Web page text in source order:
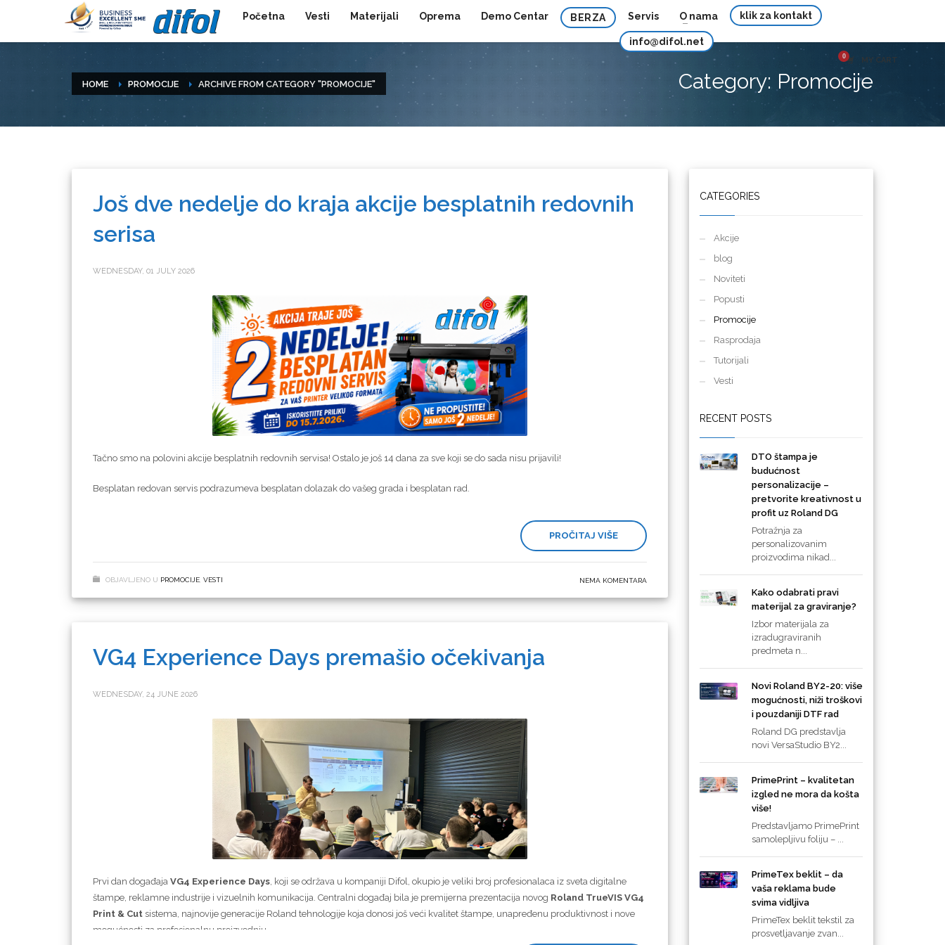
Početna Vesti Materijali Oprema Demo Centar BERZA Servis O nama klik za kontakt
info@difol.net
MY CART
HOME PROMOCIJE ARCHIVE FROM CATEGORY "PROMOCIJE" Category: Promocije
Još dve nedelje do kraja akcije besplatnih redovnih
serisa
WEDNESDAY, 01 JULY 2026
Tačno smo na polovini akcije besplatnih redovnih servisa! Ostalo je još 14 dana za sve koji se do sada nisu prijavili!
Besplatan redovan servis podrazumeva besplatan dolazak do vašeg grada i besplatan rad.
Ovo je idealna prilika da vaša oprema bude u savršenom stanju i uvek spremna da ispuni čak i najhitnije zahteve klijenata.
Ukoliko niste, konktirajte nas i zakažite vaš servis!
Prijave slati na:digital@difol.netili telefonskim pozivom na 063 390 464!
PROČITAJ VIŠE
OBJAVLJENO U PROMOCIJE VESTI NEMA KOMENTARA
VG4 Experience Days premašio očekivanja
WEDNESDAY, 24 JUNE 2026
Prvi dan događaja VG4 Experience Days, koji se održava u kompaniji Difol, okupio je veliki broj profesionalaca iz sveta digitalne
štampe, reklamne industrije i vizuelnih komunikacija. Centralni događaj bila je premijerna prezentacija novog Roland TrueVIS VG4
Print & Cut sistema, najnovije generacije Roland tehnologije koja donosi još veći kvalitet štampe, unapređenu produktivnost i nove
mogućnosti za profesionalnu proizvodnju.
CATEGORIES
Akcije
blog
Noviteti
Popusti
Promocije
Rasprodaja
Tutorijali
Vesti
RECENT POSTS
DTO štampa je
budućnost
personalizacije –
pretvorite kreativnost u
profit uz Roland DG
Potražnja za
personalizovanim
proizvodima nikad...
Kako odabrati pravi
materijal za graviranje?
Izbor materijala za
izradugraviranih
predmeta n...
Novi Roland BY2-20: više
mogućnosti, niži troškovi
i pouzdaniji DTF rad
Roland DG predstavlja
novi VersaStudio BY2...
PrimePrint – kvalitetan
izgled ne mora da košta
više!
Predstavljamo PrimePrint
samolepljivu foliju – ...
PrimeTex beklit – da
vaša reklama bude
svima vidljiva
PrimeTex beklit tekstil za
prosvetljavanje zvan...